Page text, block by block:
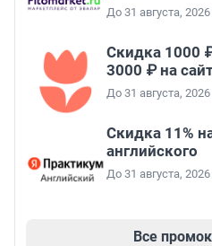
До 31 августа, 2026
Скидка 1000
3000 ₽ на
До 31 августа, 2026
Скидка 11%
английского
До 31 августа, 2026
Все